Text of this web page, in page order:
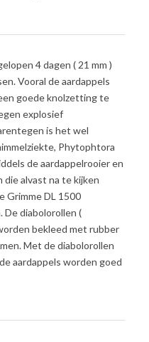
4 dagen ( 21 mm )
Vooral de aardappels
goede knolzetting te
explosief
is het wel
Phytophtora
de aardappelrooier en
die alvast na te kijken
Grimme DL 1500
De diabolorollen (
bekleed met rubber
Met de diabolorollen
aardappels worden goed